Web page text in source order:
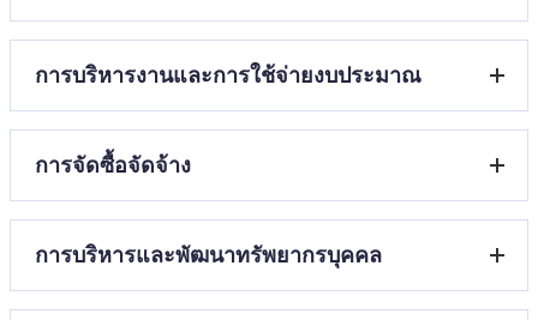
ข้อมูลผู้บริหาร
ข่าวประชาสัมพันธ์
การบริหารงานและการใช้จ่ายงบประมาณ
ศึกษา
ใช้งบประมาณประจำปี
คู่มือหรือแนวทางการปฏิบัติงานของครูและบุคลากรทางการ
การจัดซื้อจัดจ้าง
ก้าวหน้าการจัดซื้อจัดจ้างหรือการจัดหาพัสดุประจำ
รายงานผลการจัดซื้อจัดจ้างหรือการจัดหาพัสดุประจำ
การบริหารและพัฒนาทรัพยากรบุคคล